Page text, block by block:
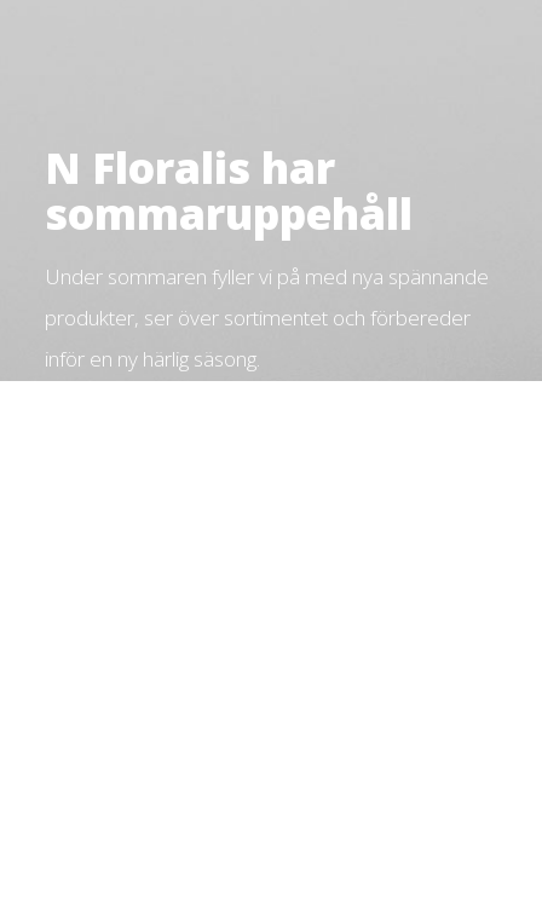
N Floralis har
sommaruppehåll
Under sommaren fyller vi på med nya spännande
produkter, ser över sortimentet och förbereder
inför en ny härlig säsong.